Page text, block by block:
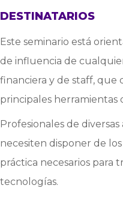
DESTINATARIOS
Este seminario está
de influencia de
financiera y de staff, que
principales herramientas
Profesionales de
necesiten disponer de
práctica necesarios para
tecnologías.